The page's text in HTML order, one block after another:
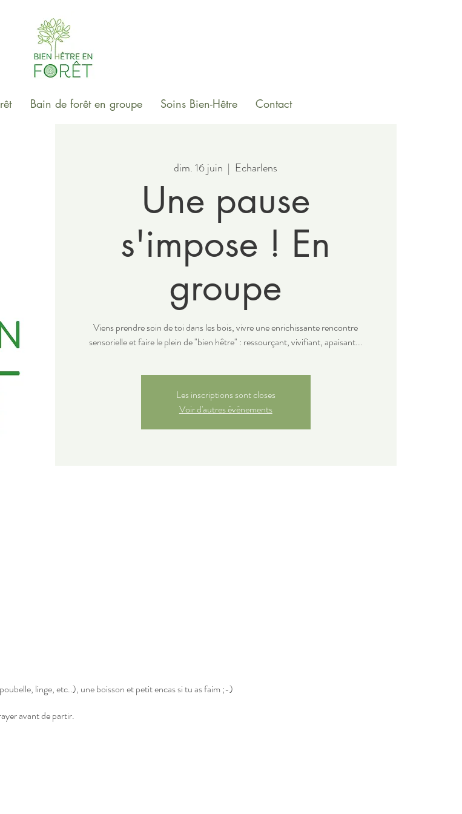
Bain de forêt en groupe Soins Bien-Hêtre Contact
dim. 16 juin
  |
Echarlens
Une pause
s'impose ! En
groupe
Viens prendre soin de toi dans les bois, vivre une enrichissante rencontre
sensorielle et faire le plein de "bien hêtre" : ressourçant, vivifiant, apaisant...
Les inscriptions sont closes
Voir d'autres événements
linge, etc..), une boisson et petit encas si tu as faim ;-)
avant de partir.